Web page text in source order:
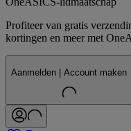
Profiteer van gratis
kortingen en meer met
Aanmelden | Account maken